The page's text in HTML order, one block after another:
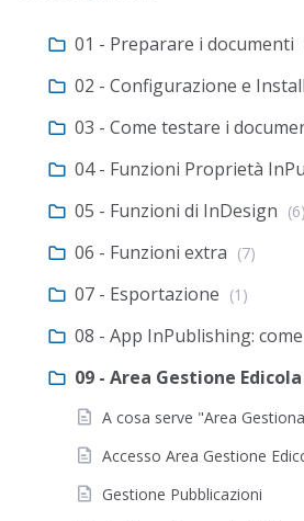
01 - Preparare i documenti
02 - Configurazione e
03 - Come testare i
04 - Funzioni Proprietà
05 - Funzioni di InDesign (6)
06 - Funzioni extra (7)
07 - Esportazione (1)
08 - App InPublishing:
09 - Area Gestione
A cosa serve "Area
Accesso Area Gestione
Gestione Pubblicazioni